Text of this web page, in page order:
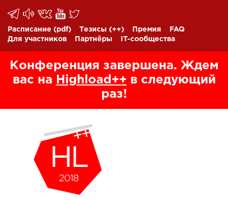
Расписание (pdf) Тезисы (++) Премия
FAQ
Для участников
Партнёры IT-сообщества
Конференция завершена. Ждем
вас на Highload++ в следующий
раз!